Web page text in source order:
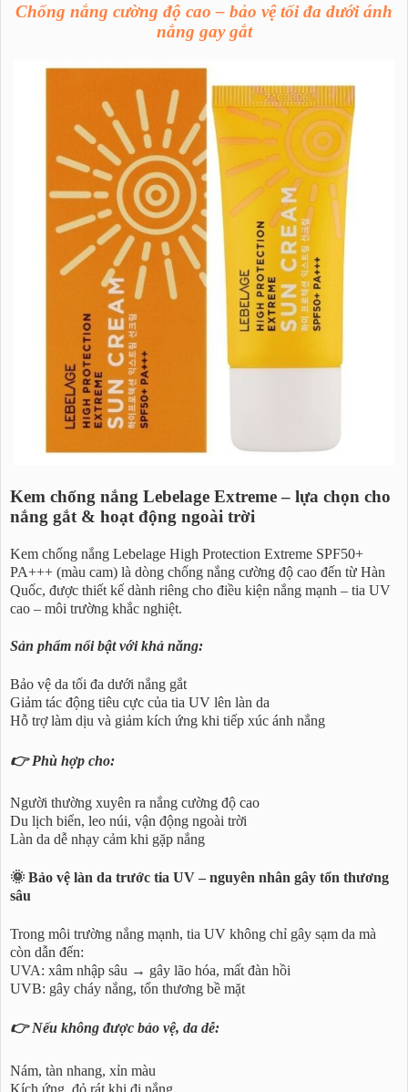
Chống nắng cường độ cao – bảo vệ tối đa dưới ánh
nắng gay gắt
Kem chống nắng Lebelage Extreme – lựa chọn cho
nắng gắt & hoạt động ngoài trời
Kem chống nắng Lebelage High Protection Extreme SPF50+
PA+++ (màu cam) là dòng chống nắng cường độ cao đến từ Hàn
Quốc, được thiết kế dành riêng cho điều kiện nắng mạnh – tia UV
cao – môi trường khắc nghiệt.
Sản phẩm nổi bật với khả năng:
Bảo vệ da tối đa dưới nắng gắt
Giảm tác động tiêu cực của tia UV lên làn da
Hỗ trợ làm dịu và giảm kích ứng khi tiếp xúc ánh nắng
👉 Phù hợp cho:
Người thường xuyên ra nắng cường độ cao
Du lịch biển, leo núi, vận động ngoài trời
Làn da dễ nhạy cảm khi gặp nắng
🌞 Bảo vệ làn da trước tia UV – nguyên nhân gây tổn thương
sâu
Trong môi trường nắng mạnh, tia UV không chỉ gây sạm da mà
còn dẫn đến:
UVA: xâm nhập sâu → gây lão hóa, mất đàn hồi
UVB: gây cháy nắng, tổn thương bề mặt
👉 Nếu không được bảo vệ, da dễ:
Nám, tàn nhang, xỉn màu